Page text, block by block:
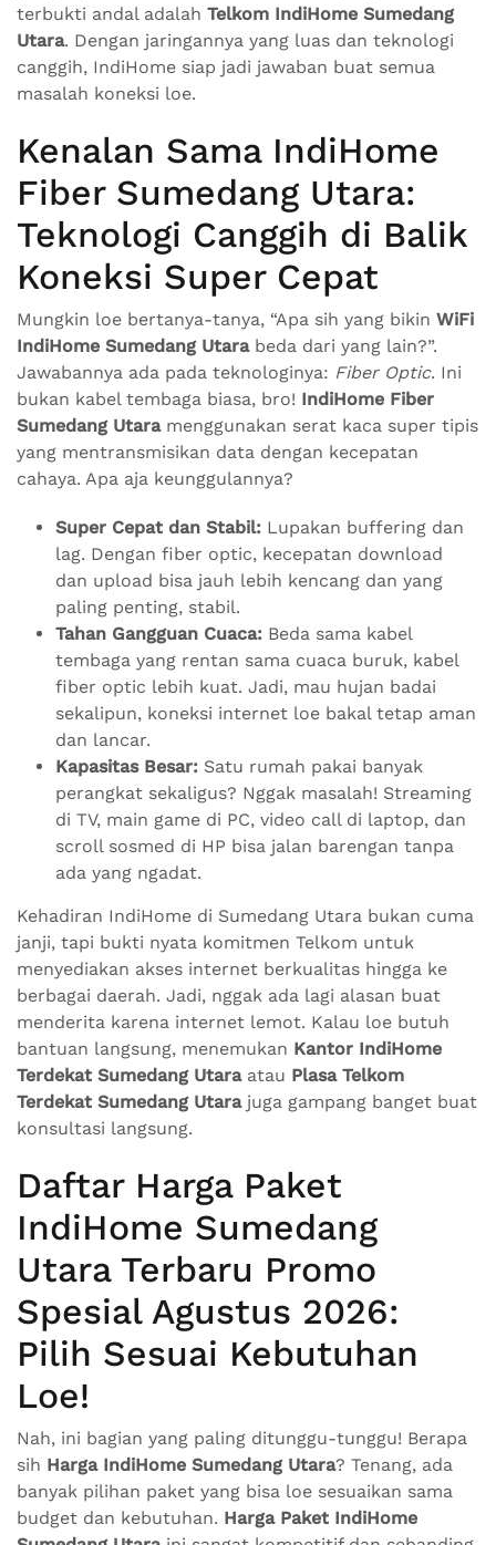
terbukti andal adalah Telkom IndiHome Sumedang
Utara. Dengan jaringannya yang luas dan teknologi
canggih, IndiHome siap jadi jawaban buat semua
masalah koneksi loe.
Kenalan Sama IndiHome
Fiber Sumedang Utara:
Teknologi Canggih di Balik
Koneksi Super Cepat
Mungkin loe bertanya-tanya, “Apa sih yang bikin WiFi
IndiHome Sumedang Utarabeda dari yang lain?”.
Jawabannya ada pada teknologinya: Fiber Optic. Ini
bukan kabel tembaga biasa, bro! IndiHome Fiber
Sumedang Utaramenggunakan serat kaca super tipis
yang mentransmisikan data dengan kecepatan
cahaya. Apa aja keunggulannya?
Super Cepat dan Stabil: Lupakan buffering dan
lag. Dengan fiber optic, kecepatan download
dan upload bisa jauh lebih kencang dan yang
paling penting, stabil.
Tahan Gangguan Cuaca: Beda sama kabel
tembaga yang rentan sama cuaca buruk, kabel
fiber optic lebih kuat. Jadi, mau hujan badai
sekalipun, koneksi internet loe bakal tetap aman
dan lancar.
Kapasitas Besar: Satu rumah pakai banyak
perangkat sekaligus? Nggak masalah! Streaming
di TV, main game di PC, video call di laptop, dan
scroll sosmed di HP bisa jalan barengan tanpa
ada yang ngadat.
Kehadiran IndiHome di Sumedang Utara bukan cuma
janji, tapi bukti nyata komitmen Telkom untuk
menyediakan akses internet berkualitas hingga ke
berbagai daerah. Jadi, nggak ada lagi alasan buat
menderita karena internet lemot. Kalau loe butuh
bantuan langsung, menemukan Kantor IndiHome
Terdekat Sumedang Utaraatau Plasa Telkom
Terdekat Sumedang Utarajuga gampang banget buat
konsultasi langsung.
Daftar Harga Paket
IndiHome Sumedang
Utara Terbaru Promo
Spesial Agustus 2026:
Pilih Sesuai Kebutuhan
Loe!
Nah, ini bagian yang paling ditunggu-tunggu! Berapa
sih Harga IndiHome Sumedang Utara? Tenang, ada
banyak pilihan paket yang bisa loe sesuaikan sama
budget dan kebutuhan. Harga Paket IndiHome